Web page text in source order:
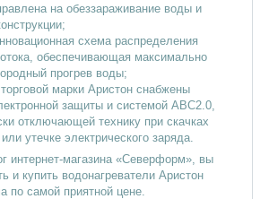
Atlantic 50л
Atlantic 150л
ARISTON 50л
ARISTON 80л
ARISTON 100л
на обеззараживание воды и
схема распределения
обеспечивающая максимально
прогрев воды;
марки Аристон снабжены
защиты и системой ABC2.0,
отключающей технику при скачках
утечке электрического заряда.
интернет-магазина «Северформ», вы
и купить водонагреватели Аристон
по самой приятной цене.